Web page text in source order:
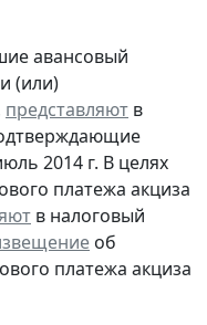
авансовый
(или)
представляют в
2014 г. В целях
платежа акциза
в налоговый
об
платежа акциза